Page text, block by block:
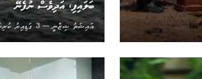
ބަލައިފި، އަދިވެސް ނުފެނޭ
އައިޝަތު ޝިޒްނީ
3 ގަޑިއިރު ކުރިން